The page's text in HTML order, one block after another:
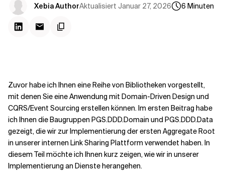
Xebia AuthorAktualisiert Januar 27, 2026 6 Minuten
Zuvor habe ich Ihnen eine Reihe von Bibliotheken vorgestellt,
mit denen Sie eine Anwendung mit Domain-Driven Design und
CQRS/Event Sourcing erstellen können. Im ersten Beitrag habe
ich Ihnen die Baugruppen PGS.DDD.Domain und PGS.DDD.Data
gezeigt, die wir zur Implementierung der ersten Aggregate Root
in unserer internen Link Sharing Plattform verwendet haben. In
diesem Teil möchte ich Ihnen kurz zeigen, wie wir in unserer
Implementierung an Dienste herangehen.